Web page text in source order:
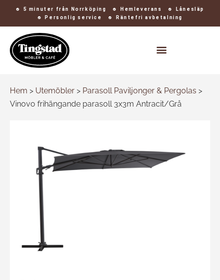
5 minuter från Norrköping Hemleverans
Lånesläp
Personlig service
Räntefri avbetalning
Hem > Utemöbler > Parasoll Paviljonger & Pergolas >
Vinovo frihängande parasoll 3x3m Antracit/Grå